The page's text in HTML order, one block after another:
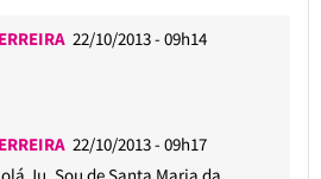
22/10/2013 - 09h14
22/10/2013 - 09h17